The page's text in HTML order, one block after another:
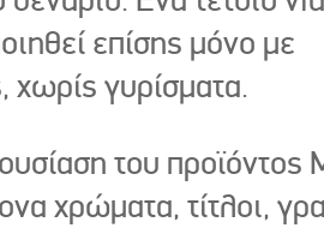
επίσης μόνο με
γυρίσματα.
του προϊόντος
χρώματα, τίτλοι,